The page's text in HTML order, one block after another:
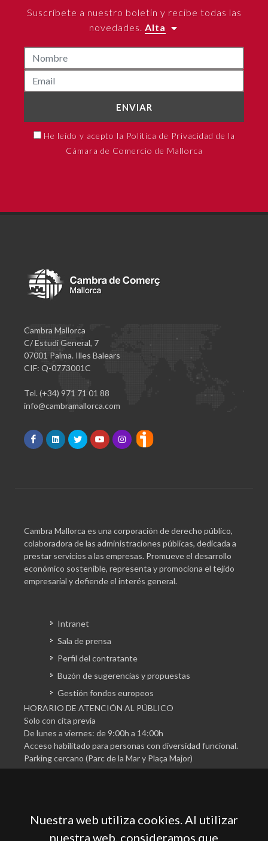
Suscríbete a nuestro boletín y recibe todas las
novedades. Alta
ENVIAR
He leído y acepto la Política de Privacidad de la
Cámara de Comercio de Mallorca
Cambra Mallorca
C/ Estudi General, 7
07001 Palma. Illes Balears
CIF: Q-0773001C
Tel. (+34) 971 71 01 88
info@cambramallorca.com
Cambra Mallorca es una corporación de derecho público,
colaboradora de las administraciones públicas, dedicada a
prestar servicios a las empresas. Promueve el desarrollo
económico sostenible, representa y promociona el tejido
empresarial y defiende el interés general.
Intranet
Sala de prensa
Perfil del contratante
Buzón de sugerencias y propuestas
Gestión fondos europeos
HORARIO DE ATENCIÓN AL PÚBLICO
Solo con cita previa
De lunes a viernes: de 9:00h a 14:00h
Acceso habilitado para personas con diversidad funcional.
Parking cercano (Parc de la Mar y Plaça Major)
Nuestra web utiliza cookies. Al utilizar
nuestra web, consideramos que